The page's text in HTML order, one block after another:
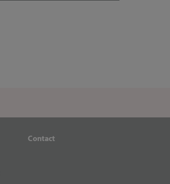
Contact